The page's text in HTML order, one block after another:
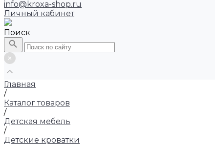
info@kroxa-shop.ru
Личный кабинет
Поиск
Главная
/
Каталог товаров
/
Детская мебель
/
Детские кроватки